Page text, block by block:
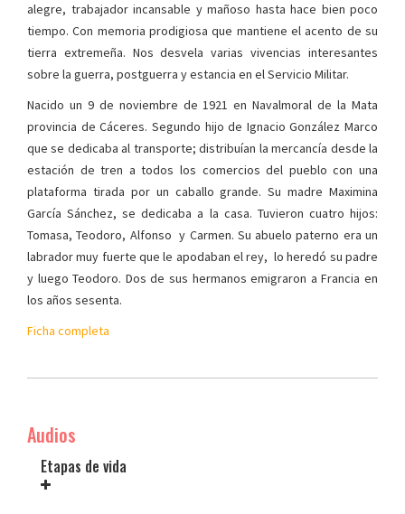
alegre, trabajador incansable y mañoso hasta hace bien poco
tiempo. Con memoria prodigiosa que mantiene el acento de su
tierra extremeña. Nos desvela varias vivencias interesantes
sobre la guerra, postguerra y estancia en el Servicio Militar.
Nacido un 9 de noviembre de 1921 en Navalmoral de la Mata
provincia de Cáceres. Segundo hijo de Ignacio González Marco
que se dedicaba al transporte; distribuían la mercancía desde la
estación de tren a todos los comercios del pueblo con una
plataforma tirada por un caballo grande. Su madre Maximina
García Sánchez, se dedicaba a la casa. Tuvieron cuatro hijos:
Tomasa, Teodoro, Alfonso y Carmen. Su abuelo paterno era un
labrador muy fuerte que le apodaban el rey, lo heredó su padre
y luego Teodoro. Dos de sus hermanos emigraron a Francia en
los años sesenta.
Ficha completa
Audios
Etapas de vida